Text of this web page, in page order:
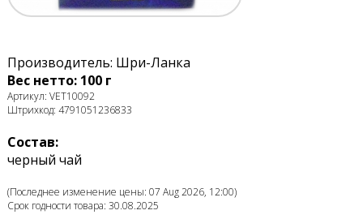
Производитель: Шри-Ланка
Вес нетто: 100 г
Артикул: VET10092
Штрихкод: 4791051236833
Состав:
черный чай
(Последнее изменение цены: 07 Aug 2026, 12:00)
Срок годности товара: 30.08.2025